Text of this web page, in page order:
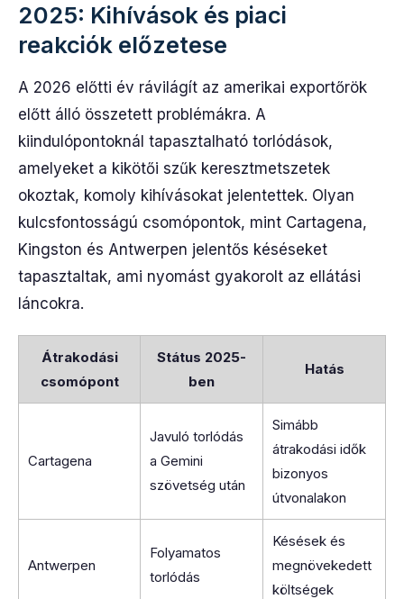
2025: Kihívások és piaci
reakciók előzetese
A 2026 előtti év rávilágít az amerikai exportőrök
előtt álló összetett problémákra. A
kiindulópontoknál tapasztalható torlódások,
amelyeket a kikötői szűk keresztmetszetek
okoztak, komoly kihívásokat jelentettek. Olyan
kulcsfontosságú csomópontok, mint Cartagena,
Kingston és Antwerpen jelentős késéseket
tapasztaltak, ami nyomást gyakorolt az ellátási
láncokra.
Átrakodási
csomópont
Státus 2025-
ben
Hatás
Cartagena
Javuló torlódás
a Gemini
szövetség után
Simább
átrakodási idők
bizonyos
útvonalakon
Antwerpen
Folyamatos
torlódás
Késések és
megnövekedett
költségek